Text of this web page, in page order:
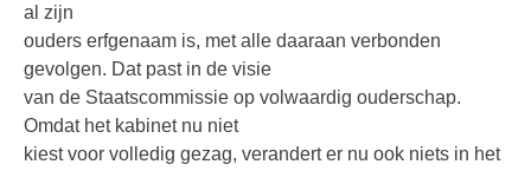
al zijn
ouders erfgenaam is, met alle daaraan verbonden
gevolgen. Dat past in de visie
van de Staatscommissie op volwaardig ouderschap.
Omdat het kabinet nu niet
kiest voor volledig gezag, verandert er nu ook niets in het